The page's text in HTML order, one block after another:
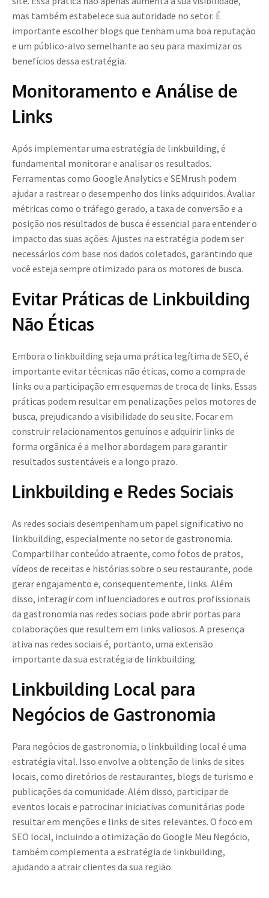
mas também estabelece sua autoridade no setor. É
importante escolher blogs que tenham uma boa reputação
e um público-alvo semelhante ao seu para maximizar os
benefícios dessa estratégia.
Monitoramento e Análise de
Links
Após implementar uma estratégia de linkbuilding, é
fundamental monitorar e analisar os resultados.
Ferramentas como Google Analytics e SEMrush podem
ajudar a rastrear o desempenho dos links adquiridos. Avaliar
métricas como o tráfego gerado, a taxa de conversão e a
posição nos resultados de busca é essencial para entender o
impacto das suas ações. Ajustes na estratégia podem ser
necessários com base nos dados coletados, garantindo que
você esteja sempre otimizado para os motores de busca.
Evitar Práticas de Linkbuilding
Não Éticas
Embora o linkbuilding seja uma prática legítima de SEO, é
importante evitar técnicas não éticas, como a compra de
links ou a participação em esquemas de troca de links. Essas
práticas podem resultar em penalizações pelos motores de
busca, prejudicando a visibilidade do seu site. Focar em
construir relacionamentos genuínos e adquirir links de
forma orgânica é a melhor abordagem para garantir
resultados sustentáveis e a longo prazo.
Linkbuilding e Redes Sociais
As redes sociais desempenham um papel significativo no
linkbuilding, especialmente no setor de gastronomia.
Compartilhar conteúdo atraente, como fotos de pratos,
vídeos de receitas e histórias sobre o seu restaurante, pode
gerar engajamento e, consequentemente, links. Além
disso, interagir com influenciadores e outros profissionais
da gastronomia nas redes sociais pode abrir portas para
colaborações que resultem em links valiosos. A presença
ativa nas redes sociais é, portanto, uma extensão
importante da sua estratégia de linkbuilding.
Linkbuilding Local para
Negócios de Gastronomia
Para negócios de gastronomia, o linkbuilding local é uma
estratégia vital. Isso envolve a obtenção de links de sites
locais, como diretórios de restaurantes, blogs de turismo e
publicações da comunidade. Além disso, participar de
eventos locais e patrocinar iniciativas comunitárias pode
resultar em menções e links de sites relevantes. O foco em
SEO local, incluindo a otimização do Google Meu Negócio,
também complementa a estratégia de linkbuilding,
ajudando a atrair clientes da sua região.